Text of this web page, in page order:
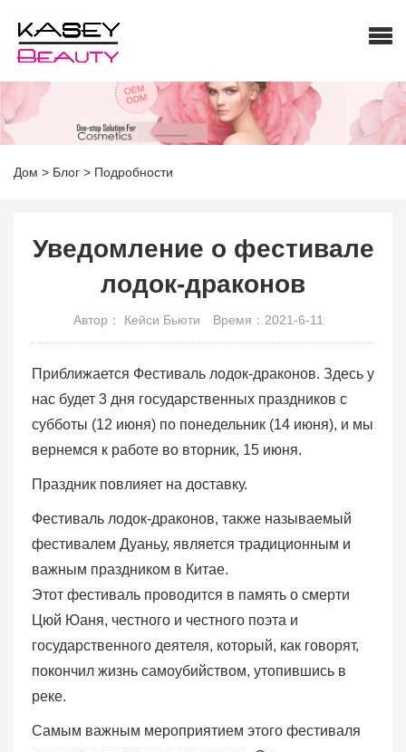
Дом > Блог > Подробности
Уведомление о фестивале
лодок-драконов
Автор： Кейси Бьюти Время：2021-6-11
Приближается Фестиваль лодок-драконов. Здесь у
нас будет 3 дня государственных праздников с
субботы (12 июня) по понедельник (14 июня), и мы
вернемся к работе во вторник, 15 июня.
Праздник повлияет на доставку.
Фестиваль лодок-драконов, также называемый
фестивалем Дуаньу, является традиционным и
важным праздником в Китае.
Этот фестиваль проводится в память о смерти
Цюй Юаня, честного и честного поэта и
государственного деятеля, который, как говорят,
покончил жизнь самоубийством, утопившись в
реке.
Самым важным мероприятием этого фестиваля